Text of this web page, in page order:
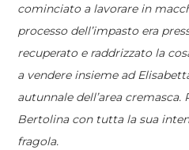
cominciato a lavorare in
processo dell’impasto era
recuperato e raddrizzato la
a vendere insieme ad
autunnale dell’area cremasca.
Bertolina con tutta la sua
fragola.